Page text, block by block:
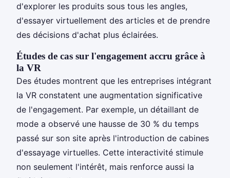
d'explorer les produits sous tous les angles,
d'essayer virtuellement des articles et de prendre
des décisions d'achat plus éclairées.
Études de cas sur l'engagement accru grâce à
la VR
Des études montrent que les entreprises intégrant
la VR constatent une augmentation significative
de l'engagement. Par exemple, un détaillant de
mode a observé une hausse de 30 % du temps
passé sur son site après l'introduction de cabines
d'essayage virtuelles. Cette interactivité stimule
non seulement l'intérêt, mais renforce aussi la